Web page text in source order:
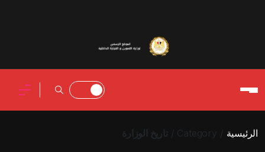
الرئيسية Category تاريخ الوزارة